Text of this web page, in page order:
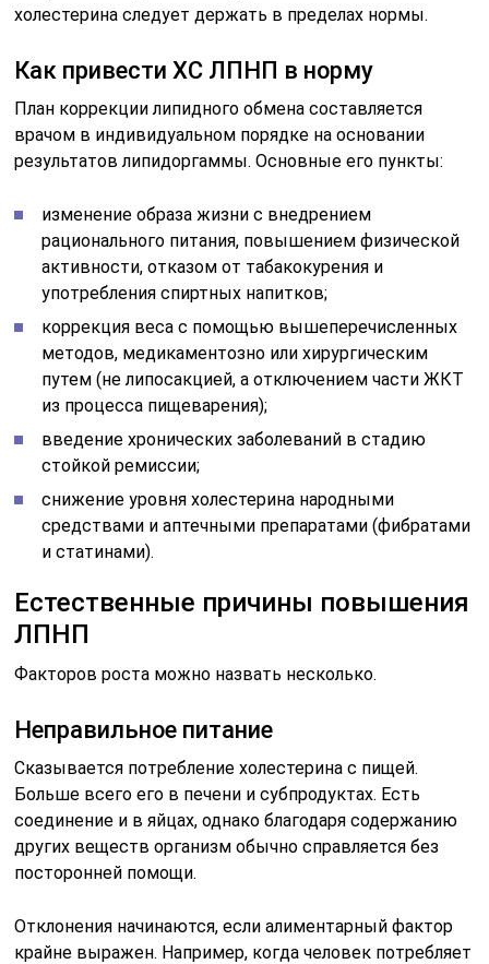
холестерина следует держать в пределах нормы.
Как привести ХС ЛПНП в норму
План коррекции липидного обмена составляется
врачом в индивидуальном порядке на основании
результатов липидоргаммы. Основные его пункты:
изменение образа жизни с внедрением
рационального питания, повышением физической
активности, отказом от табакокурения и
употребления спиртных напитков;
коррекция веса с помощью вышеперечисленных
методов, медикаментозно или хирургическим
путем (не липосакцией, а отключением части ЖКТ
из процесса пищеварения);
введение хронических заболеваний в стадию
стойкой ремиссии;
снижение уровня холестерина народными
средствами и аптечными препаратами (фибратами
и статинами).
Естественные причины повышения
ЛПНП
Факторов роста можно назвать несколько.
Неправильное питание
Сказывается потребление холестерина c пищей.
Больше всего его в печени и субпродуктах. Есть
соединение и в яйцах, однако благодаря содержанию
других веществ организм обычно справляется без
посторонней помощи.
Отклонения начинаются, если алиментарный фактор
крайне выражен. Например, когда человек потребляет